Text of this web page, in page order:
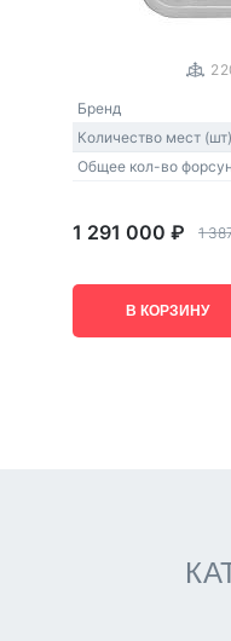
Бренд
Количество мест (шт)
Общее кол-во
1 291 000 ₽ 1
В КОРЗИНУ